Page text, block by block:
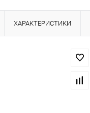
ХАРАКТЕРИСТИКИ